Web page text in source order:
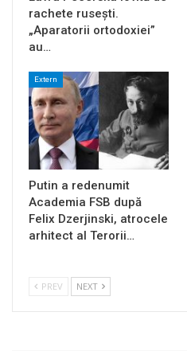
rachete rusești.
„Aparatorii ortodoxiei”
au…
Extern
Putin a redenumit
Academia FSB după
Felix Dzerjinski, atrocele
arhitect al Terorii…
PREV NEXT